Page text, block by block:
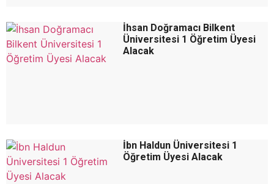
İhsan Doğramacı Bilkent
Üniversitesi 1 Öğretim Üyesi
Alacak
İbn Haldun Üniversitesi 1
Öğretim Üyesi Alacak